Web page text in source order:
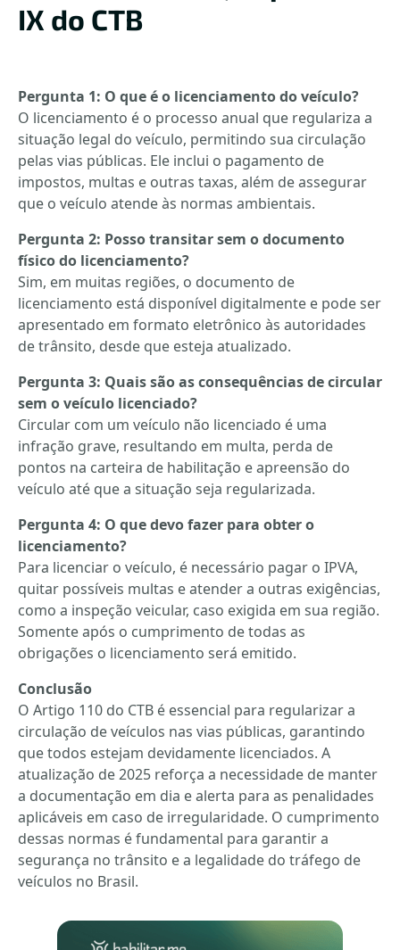
IX do CTB
Pergunta 1: O que é o licenciamento do veículo?
O licenciamento é o processo anual que regulariza a
situação legal do veículo, permitindo sua circulação
pelas vias públicas. Ele inclui o pagamento de
impostos, multas e outras taxas, além de assegurar
que o veículo atende às normas ambientais.
Pergunta 2: Posso transitar sem o documento
físico do licenciamento?
Sim, em muitas regiões, o documento de
licenciamento está disponível digitalmente e pode ser
apresentado em formato eletrônico às autoridades
de trânsito, desde que esteja atualizado.
Pergunta 3: Quais são as consequências de circular
sem o veículo licenciado?
Circular com um veículo não licenciado é uma
infração grave, resultando em multa, perda de
pontos na carteira de habilitação e apreensão do
veículo até que a situação seja regularizada.
Pergunta 4: O que devo fazer para obter o
licenciamento?
Para licenciar o veículo, é necessário pagar o IPVA,
quitar possíveis multas e atender a outras exigências,
como a inspeção veicular, caso exigida em sua região.
Somente após o cumprimento de todas as
obrigações o licenciamento será emitido.
Conclusão
O Artigo 110 do CTB é essencial para regularizar a
circulação de veículos nas vias públicas, garantindo
que todos estejam devidamente licenciados. A
atualização de 2025 reforça a necessidade de manter
a documentação em dia e alerta para as penalidades
aplicáveis em caso de irregularidade. O cumprimento
dessas normas é fundamental para garantir a
segurança no trânsito e a legalidade do tráfego de
veículos no Brasil.